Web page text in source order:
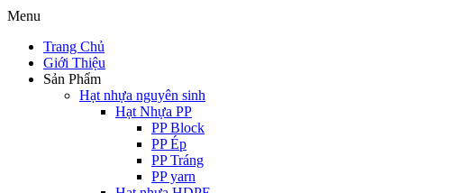
Menu
Trang Chủ
Giới Thiệu
Sản Phẩm
Hạt nhựa nguyên sinh
Hạt Nhựa PP
PP Block
PP Ép
PP Tráng
PP yarn